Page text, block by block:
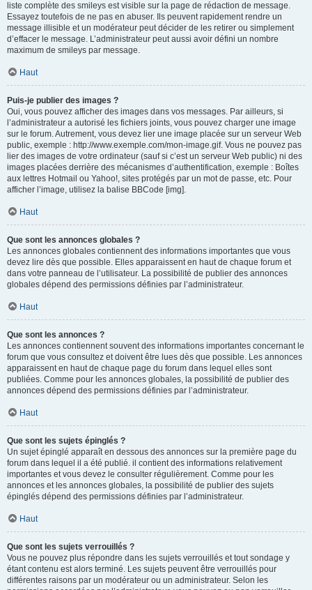
liste complète des smileys est visible sur la page de rédaction de message.
Essayez toutefois de ne pas en abuser. Ils peuvent rapidement rendre un
message illisible et un modérateur peut décider de les retirer ou simplement
d’effacer le message. L’administrateur peut aussi avoir défini un nombre
maximum de smileys par message.
Haut
Puis-je publier des images ?
Oui, vous pouvez afficher des images dans vos messages. Par ailleurs, si
l’administrateur a autorisé les fichiers joints, vous pouvez charger une image
sur le forum. Autrement, vous devez lier une image placée sur un serveur Web
public, exemple : http://www.exemple.com/mon-image.gif. Vous ne pouvez pas
lier des images de votre ordinateur (sauf si c’est un serveur Web public) ni des
images placées derrière des mécanismes d’authentification, exemple : Boîtes
aux lettres Hotmail ou Yahoo!, sites protégés par un mot de passe, etc. Pour
afficher l’image, utilisez la balise BBCode [img].
Haut
Que sont les annonces globales ?
Les annonces globales contiennent des informations importantes que vous
devez lire dès que possible. Elles apparaissent en haut de chaque forum et
dans votre panneau de l’utilisateur. La possibilité de publier des annonces
globales dépend des permissions définies par l’administrateur.
Haut
Que sont les annonces ?
Les annonces contiennent souvent des informations importantes concernant le
forum que vous consultez et doivent être lues dès que possible. Les annonces
apparaissent en haut de chaque page du forum dans lequel elles sont
publiées. Comme pour les annonces globales, la possibilité de publier des
annonces dépend des permissions définies par l’administrateur.
Haut
Que sont les sujets épinglés ?
Un sujet épinglé apparaît en dessous des annonces sur la première page du
forum dans lequel il a été publié. il contient des informations relativement
importantes et vous devez le consulter régulièrement. Comme pour les
annonces et les annonces globales, la possibilité de publier des sujets
épinglés dépend des permissions définies par l’administrateur.
Haut
Que sont les sujets verrouillés ?
Vous ne pouvez plus répondre dans les sujets verrouillés et tout sondage y
étant contenu est alors terminé. Les sujets peuvent être verrouillés pour
différentes raisons par un modérateur ou un administrateur. Selon les